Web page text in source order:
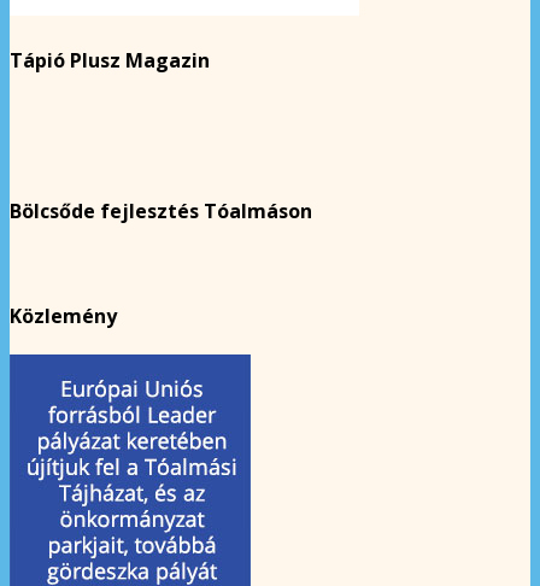
Tápió Plusz Magazin
Bölcsőde fejlesztés Tóalmáson
Közlemény